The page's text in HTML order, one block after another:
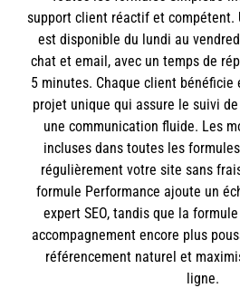
support client réactif et compétent.
est disponible du lundi au
chat et email, avec un temps de
5 minutes. Chaque client bénéficie
projet unique qui assure le suivi
une communication fluide. Les
incluses dans toutes les
régulièrement votre site sans
formule Performance ajoute un
expert SEO, tandis que la
accompagnement encore plus
référencement naturel et
ligne.